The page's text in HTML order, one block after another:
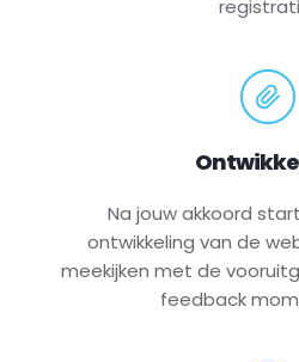
Na jouw akkoord
ontwikkeling van de
meekijken met de
feedback